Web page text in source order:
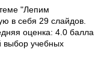
"Лепим
в себя 29 слайдов.
оценка: 4.0 балла
выбор учебных